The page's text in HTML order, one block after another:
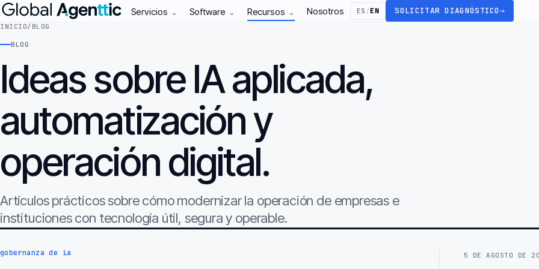
Servicios ⌄ Software ⌄ Recursos ⌄ Nosotros ES /EN SOLICITAR DIAGNÓSTICO→
INICIO/ BLOG
BLOG
Ideas sobre IA aplicada,
automatización y
operación digital.
Artículos prácticos sobre cómo modernizar la operación de empresas e
instituciones con tecnología útil, segura y operable.
gobernanza de ia 5 DE AGOSTO DE